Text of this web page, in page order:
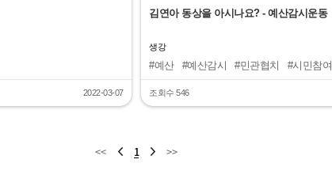
2022-03-07
김연아 동상을 아시나요? - 예산감시운동
생강
#예산 #예산감시 #민관협치 #시민참여
조회수 546
<< 1 >>